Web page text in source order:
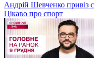
Андрій Шевченко привіз
Цікаво про спорт